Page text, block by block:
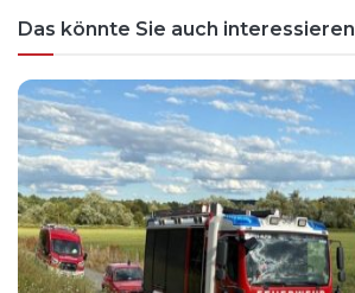
Das könnte Sie auch interessieren